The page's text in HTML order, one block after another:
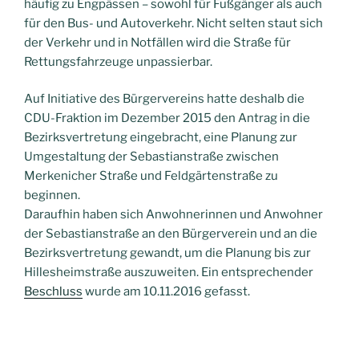
häufig zu Engpässen – sowohl für Fußgänger als auch
für den Bus- und Autoverkehr. Nicht selten staut sich
der Verkehr und in Notfällen wird die Straße für
Rettungsfahrzeuge unpassierbar.
Auf Initiative des Bürgervereins hatte deshalb die
CDU-Fraktion im Dezember 2015 den Antrag in die
Bezirksvertretung eingebracht, eine Planung zur
Umgestaltung der Sebastianstraße zwischen
Merkenicher Straße und Feldgärtenstraße zu
beginnen.
Daraufhin haben sich Anwohnerinnen und Anwohner
der Sebastianstraße an den Bürgerverein und an die
Bezirksvertretung gewandt, um die Planung bis zur
Hillesheimstraße auszuweiten. Ein entsprechender
Beschluss wurde am 10.11.2016 gefasst.